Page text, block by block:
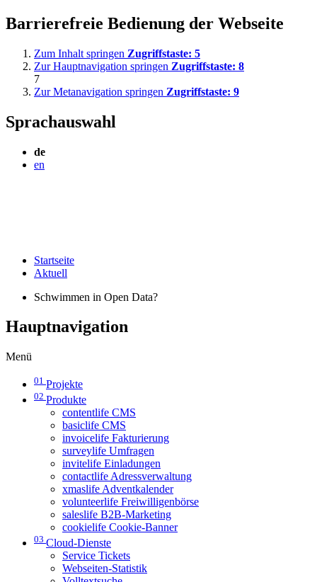
Barrierefreie Bedienung der Webseite
Zum Inhalt springen Zugriffstaste: 5
Zur Hauptnavigation springen Zugriffstaste: 8
7
Zur Metanavigation springen Zugriffstaste: 9
Sprachauswahl
de
en
Startseite
Aktuell
Schwimmen in Open Data?
Hauptnavigation
Menü
01 Projekte
02 Produkte
contentlife CMS
basiclife CMS
invoicelife Fakturierung
surveylife Umfragen
invitelife Einladungen
contactlife Adressverwaltung
xmaslife Adventkalender
volunteerlife Freiwilligenbörse
saleslife B2B-Marketing
cookielife Cookie-Banner
03 Cloud-Dienste
Service Tickets
Webseiten-Statistik